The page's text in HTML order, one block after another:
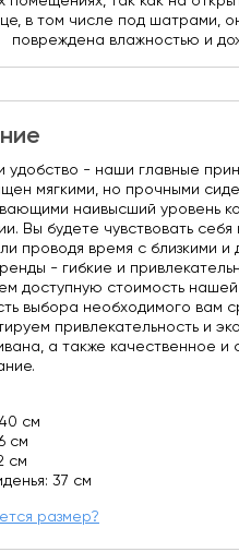
в том числе под шатрами,
повреждена влажностью и
удобство - наши главные
мягкими, но прочными
наивысший уровень
Вы будете чувствовать себя
проводя время с близкими и
- гибкие и
доступную стоимость нашей
выбора необходимого вам
привлекательность и
а также качественное и
см
см
см
37 см
размер?